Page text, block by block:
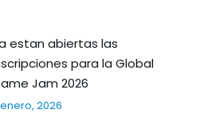
estan abiertas las
para la Global
Jam 2026
2026